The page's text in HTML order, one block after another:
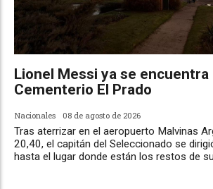
Lionel Messi ya se encuentra
Cementerio El Prado
Nacionales 08 de agosto de 2026
Tras aterrizar en el aeropuerto Malvinas
20,40, el capitán del Seleccionado se
hasta el lugar donde están los restos de